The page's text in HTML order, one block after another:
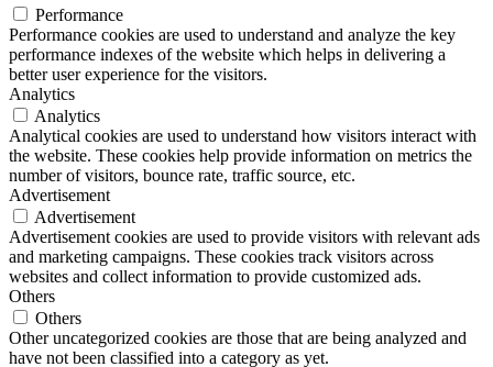
Performance
Performance cookies are used to understand and analyze the key
performance indexes of the website which helps in delivering a
better user experience for the visitors.
Analytics
Analytics
Analytical cookies are used to understand how visitors interact with
the website. These cookies help provide information on metrics the
number of visitors, bounce rate, traffic source, etc.
Advertisement
Advertisement
Advertisement cookies are used to provide visitors with relevant ads
and marketing campaigns. These cookies track visitors across
websites and collect information to provide customized ads.
Others
Others
Other uncategorized cookies are those that are being analyzed and
have not been classified into a category as yet.